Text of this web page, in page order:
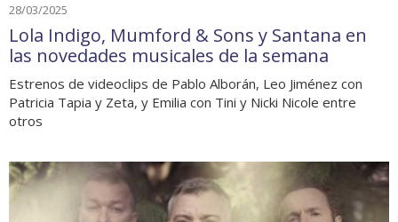
28/03/2025
Lola Indigo, Mumford & Sons y Santana en
las novedades musicales de la semana
Estrenos de videoclips de Pablo Alborán, Leo Jiménez con
Patricia Tapia y Zeta, y Emilia con Tini y Nicki Nicole entre
otros